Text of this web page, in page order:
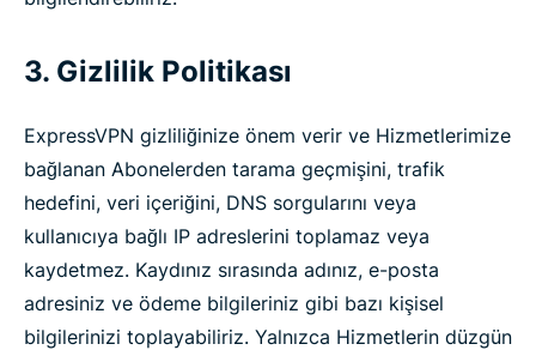
3. Gizlilik Politikası
ExpressVPN gizliliğinize önem verir ve Hizmetlerimize
bağlanan Abonelerden tarama geçmişini, trafik
hedefini, veri içeriğini, DNS sorgularını veya
kullanıcıya bağlı IP adreslerini toplamaz veya
kaydetmez. Kaydınız sırasında adınız, e-posta
adresiniz ve ödeme bilgileriniz gibi bazı kişisel
bilgilerinizi toplayabiliriz. Yalnızca Hizmetlerin düzgün